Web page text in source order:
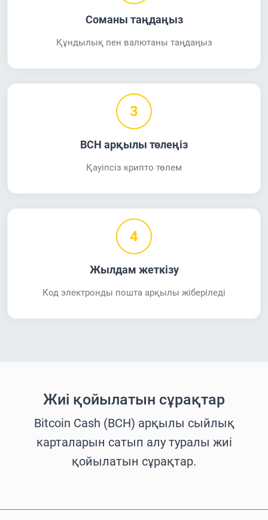
Соманы таңдаңыз
Құндылық пен валютаны таңдаңыз
3
BCH арқылы төлеңіз
Қауіпсіз крипто төлем
4
Жылдам жеткізу
Код электронды пошта арқылы жіберіледі
Жиі қойылатын сұрақтар
Bitcoin Cash (BCH) арқылы сыйлық
карталарын сатып алу туралы жиі
қойылатын сұрақтар.